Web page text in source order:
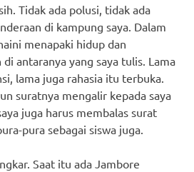
Tidak ada polusi, tidak ada
di kampung saya. Dalam
menapaki hidup dan
antaranya yang saya tulis. Lama
lama juga rahasia itu terbuka.
suratnya mengalir kepada saya
juga harus membalas surat
pura sebagai siswa juga.
Saat itu ada Jambore